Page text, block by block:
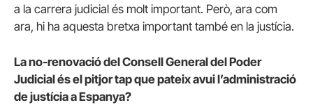
a la carrera judicial és molt important. Però, ara com
ara, hi ha aquesta bretxa important també en la justícia.
La no-renovació del Consell General del Poder
Judicial és el pitjor tap que pateix avui l’administració
de justícia a Espanya?